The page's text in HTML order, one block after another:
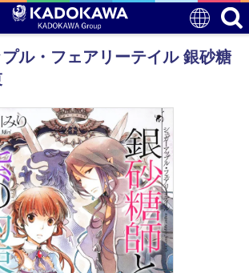
ル・フェアリーテイル 銀砂糖